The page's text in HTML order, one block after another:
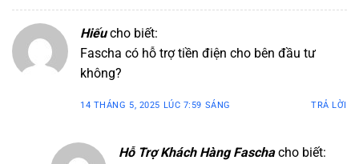
Hiếu cho biết:
Fascha có hỗ trợ tiền điện cho bên đầu tư
không?
14 THÁNG 5, 2025 LÚC 7:59 SÁNG TRẢ LỜI
Hỗ Trợ Khách Hàng Fascha cho biết: